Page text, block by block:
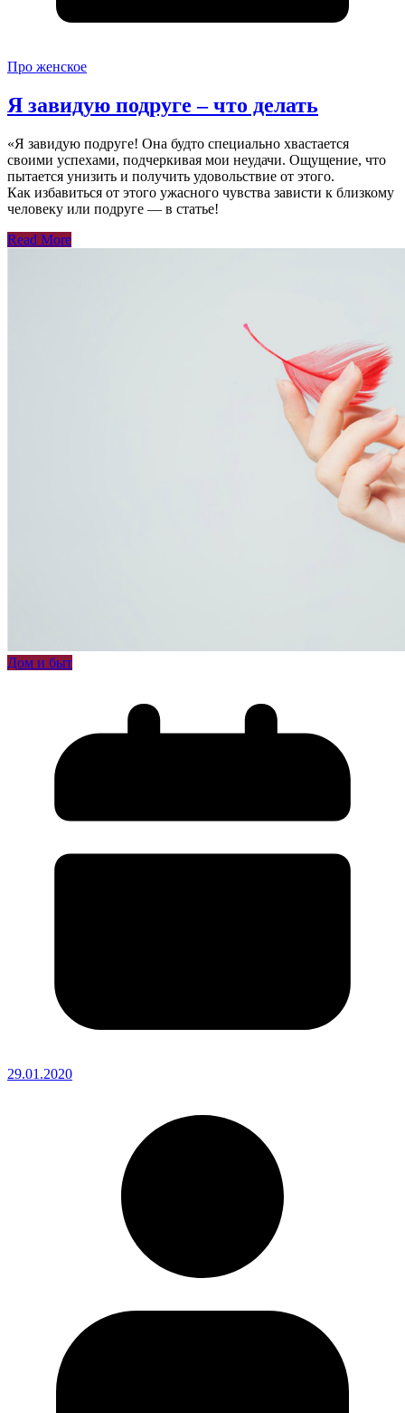
Про женское
Я завидую подруге – что делать
«Я завидую подруге! Она будто специально хвастается
своими успехами, подчеркивая мои неудачи. Ощущение, что
пытается унизить и получить удовольствие от этого.
Как избавиться от этого ужасного чувства зависти к близкому
человеку или подруге — в статье!
Read More
Дом и быт
29.01.2020